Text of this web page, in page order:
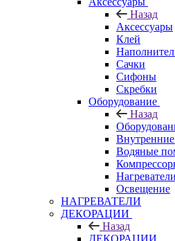
Назад
Аксессуары
Клей
Сачки
Сифоны
Скребки
Оборудование
Назад
Водяные
Освещение
НАГРЕВАТЕЛИ
ДЕКОРАЦИИ
Назад
ДЕКОРАЦИИ